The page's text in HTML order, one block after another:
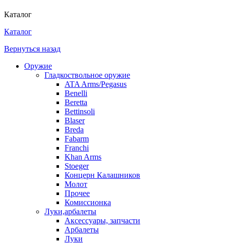
Каталог
Каталог
Вернуться назад
Оружие
Гладкоствольное оружие
ATA Arms/Pegasus
Benelli
Beretta
Bettinsoli
Blaser
Breda
Fabarm
Franchi
Khan Arms
Stoeger
Концерн Калашников
Молот
Прочее
Комиссионка
Луки,арбалеты
Аксессуары, запчасти
Арбалеты
Луки